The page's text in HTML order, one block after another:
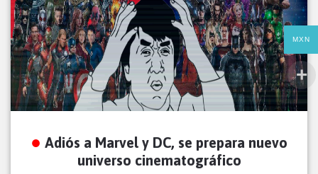
Adiós a Marvel y DC, se prepara nuevo
universo cinematográfico
MXN